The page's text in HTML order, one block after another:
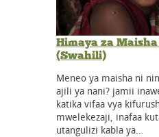
Himaya za
(Swahili)
Meneo ya maisha ni
ajili ya nani? jamii
katika vifaa vya
mwelekezaji, inafaa
utangulizi kabla ya…